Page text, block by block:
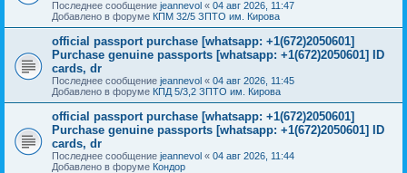
Последнее сообщение jeannevol « 04 авг 2026, 11:47
Добавлено в форуме КПМ 32/5 ЗПТО им. Кирова
official passport purchase [whatsapp: +1(672)2050601]
Purchase genuine passports [whatsapp: +1(672)2050601] ID
cards, dr
Последнее сообщение jeannevol « 04 авг 2026, 11:45
Добавлено в форуме КПД 5/3,2 ЗПТО им. Кирова
official passport purchase [whatsapp: +1(672)2050601]
Purchase genuine passports [whatsapp: +1(672)2050601] ID
cards, dr
Последнее сообщение jeannevol « 04 авг 2026, 11:44
Добавлено в форуме Кондор